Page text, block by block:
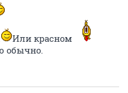
Или красном
обычно.